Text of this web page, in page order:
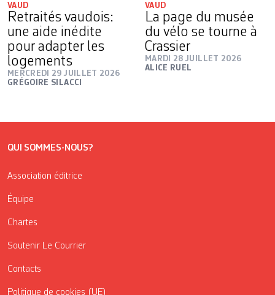
VAUD
Retraités vaudois:
une aide inédite
pour adapter les
logements
MERCREDI 29 JUILLET 2026
GRÉGOIRE SILACCI
VAUD
La page du musée
du vélo se tourne à
Crassier
MARDI 28 JUILLET 2026
ALICE RUEL
QUI SOMMES-NOUS?
Association éditrice
Équipe
Chartes
Soutenir Le Courrier
Contacts
Politique de cookies (UE)